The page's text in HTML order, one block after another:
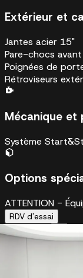
Extérieur et
Jantes acier 15"
Pare-chocs
Poignées de
Rétroviseurs
Mécanique et
Système
Options
ATTENTION -
RDV d'essai
10 870 €